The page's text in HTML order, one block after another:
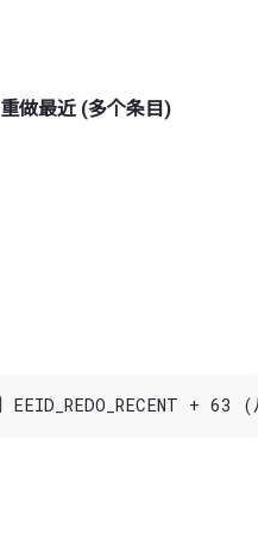
重做最近 (多个条目)